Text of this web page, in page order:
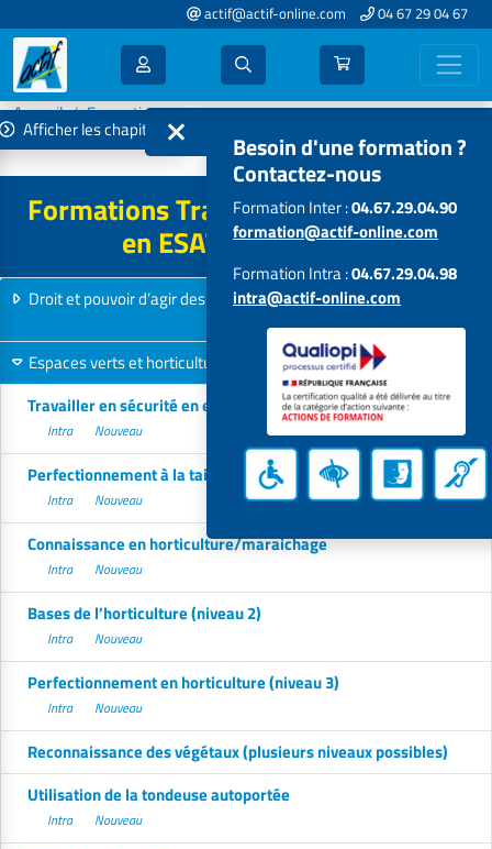
actif@actif-online.com 04 67 29 04 67
Accueil
Formations 2026
Travailleurs handicapés en ESAT - EA
Afficher les chapitres
Formations Travailleurs handicapés
en ESAT - EA - 2026
Droit et pouvoir d’agir des travailleurs handicapés en ESAT - EA
Espaces verts et horticulture
Travailler en sécurité en espaces verts
Intra Nouveau
Perfectionnement à la taille des végétaux
Intra Nouveau
Connaissance en horticulture/maraichage
Intra Nouveau
Bases de l’horticulture (niveau 2)
Intra Nouveau
Perfectionnement en horticulture (niveau 3)
Intra Nouveau
Reconnaissance des végétaux (plusieurs niveaux possibles)
Utilisation de la tondeuse autoportée
Intra Nouveau
Besoin d'une formation ?
Contactez-nous
Formation Inter :04.67.29.04.90
formation@actif-online.com
Formation Intra :04.67.29.04.98
intra@actif-online.com